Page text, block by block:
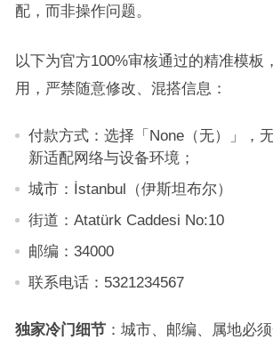
配，而非操作问题。
以下为官方100%审核通过的精准模板
用，严禁随意修改、混搭信息：
付款方式：选择「None（无）」，
新适配网络与设备环境；
城市：İstanbul（伊斯坦布尔）
街道：Atatürk Caddesi No:10
邮编：34000
联系电话：5321234567
独家冷门细节：城市、邮编、属地必